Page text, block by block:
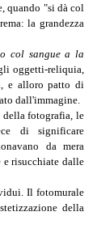
quando "si dà col
la grandezza
col sangue a la
oggetti-reliquia,
e alloro patto di
dall'immagine.
della fotografia, le
di significare
da mera
e risucchiate dalle
Il fotomurale
della